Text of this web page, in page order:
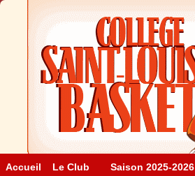
Accueil Le Club Saison 2025-2026